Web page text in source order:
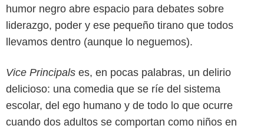
humor negro abre espacio para debates sobre
liderazgo, poder y ese pequeño tirano que todos
llevamos dentro (aunque lo neguemos).
Vice Principals es, en pocas palabras, un delirio
delicioso: una comedia que se ríe del sistema
escolar, del ego humano y de todo lo que ocurre
cuando dos adultos se comportan como niños en